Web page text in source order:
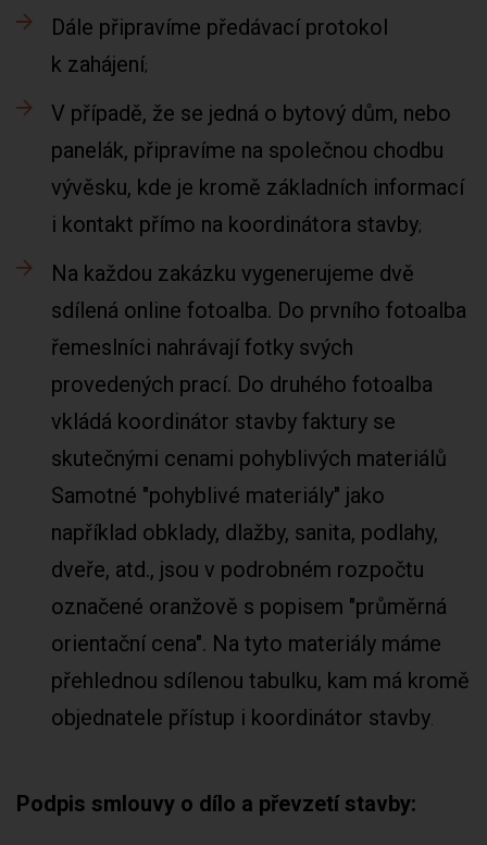
Dále připravíme předávací protokol
k zahájení
V případě, že se jedná o bytový dům, nebo
panelák, připravíme na společnou chodbu
vývěsku, kde je kromě základních informací
i kontakt přímo na koordinátora stavby
Na každou zakázku vygenerujeme dvě
sdílená online fotoalba. Do prvního fotoalba
řemeslníci nahrávají fotky svých
provedených prací. Do druhého fotoalba
vkládá koordinátor stavby faktury se
skutečnými cenami pohyblivých materiálů
Samotné "pohyblivé materiály" jako
například obklady, dlažby, sanita, podlahy,
dveře, atd., jsou v podrobném rozpočtu
označené oranžově s popisem "průměrná
orientační cena". Na tyto materiály máme
přehlednou sdílenou tabulku, kam má kromě
objednatele přístup i koordinátor stavby
Podpis smlouvy o dílo a převzetí stavby: